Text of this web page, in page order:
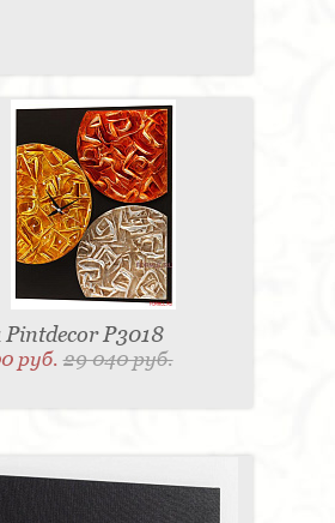
P3018
руб.29 040 руб.